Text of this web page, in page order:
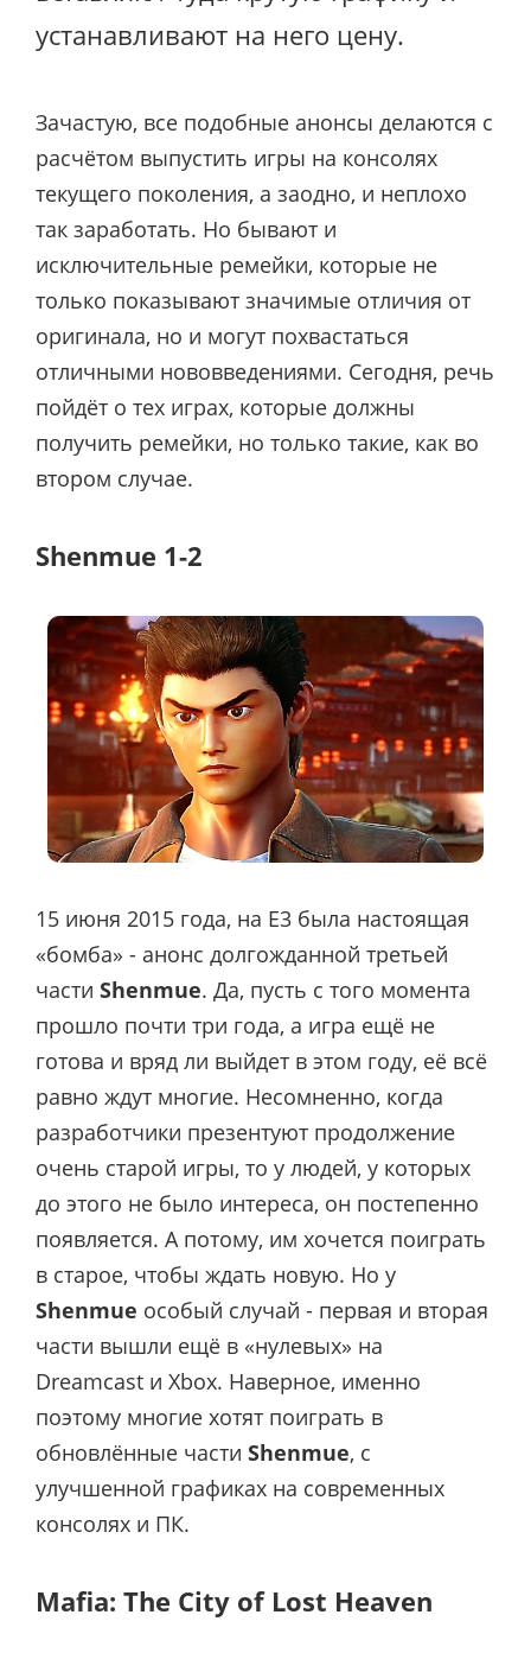
устанавливают на него цену.
Зачастую, все подобные анонсы делаются с
расчётом выпустить игры на консолях
текущего поколения, а заодно, и неплохо
так заработать. Но бывают и
исключительные ремейки, которые не
только показывают значимые отличия от
оригинала, но и могут похвастаться
отличными нововведениями. Сегодня, речь
пойдёт о тех играх, которые должны
получить ремейки, но только такие, как во
втором случае.
Shenmue 1-2
15 июня 2015 года, на E3 была настоящая
«бомба» - анонс долгожданной третьей
части Shenmue. Да, пусть с того момента
прошло почти три года, а игра ещё не
готова и вряд ли выйдет в этом году, её всё
равно ждут многие. Несомненно, когда
разработчики презентуют продолжение
очень старой игры, то у людей, у которых
до этого не было интереса, он постепенно
появляется. А потому, им хочется поиграть
в старое, чтобы ждать новую. Но у
Shenmue особый случай - первая и вторая
части вышли ещё в «нулевых» на
Dreamcast и Xbox. Наверное, именно
поэтому многие хотят поиграть в
обновлённые части Shenmue, с
улучшенной графиках на современных
консолях и ПК.
Mafia: The City of Lost Heaven